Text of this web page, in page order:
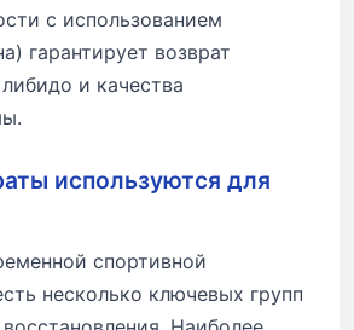
с использованием
гарантирует возврат
и качества
используются для
спортивной
несколько ключевых групп